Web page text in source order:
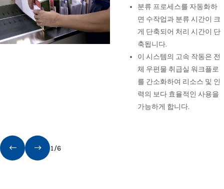
분류 프로세스를 자동화하
면 수작업과 분류 시간이 크
게 단축되어 처리 시간이 단
축됩니다.
이 시스템의 고속 작동은 전
체 우편물 취급실 워크플로
를 간소화하여 리소스 및 인
력의 보다 효율적인 사용을
가능하게 합니다.
1/6